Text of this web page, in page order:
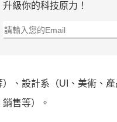
升級你的科技原力！
、設計系（UI、美術、
售等）。